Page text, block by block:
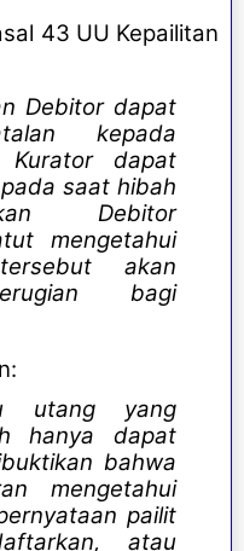
43 UU Kepailitan
Debitor dapat
kepada
Kurator dapat
saat hibah
Debitor
mengetahui
akan
bagi
utang yang
hanya dapat
bahwa
mengetahui
pailit
atau